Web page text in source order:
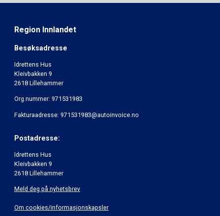
Region Innlandet
Besøksadresse
Idrettens Hus
Kleivbakken 9
2618 Lillehammer
Org.nummer: 971531983
Fakturaadresse: 971531983@autoinvoice.no
Postadresse:
Idrettens Hus
Kleivbakken 9
2618 Lillehammer
Meld deg på nyhetsbrev
Om cookies/informasjonskapsler